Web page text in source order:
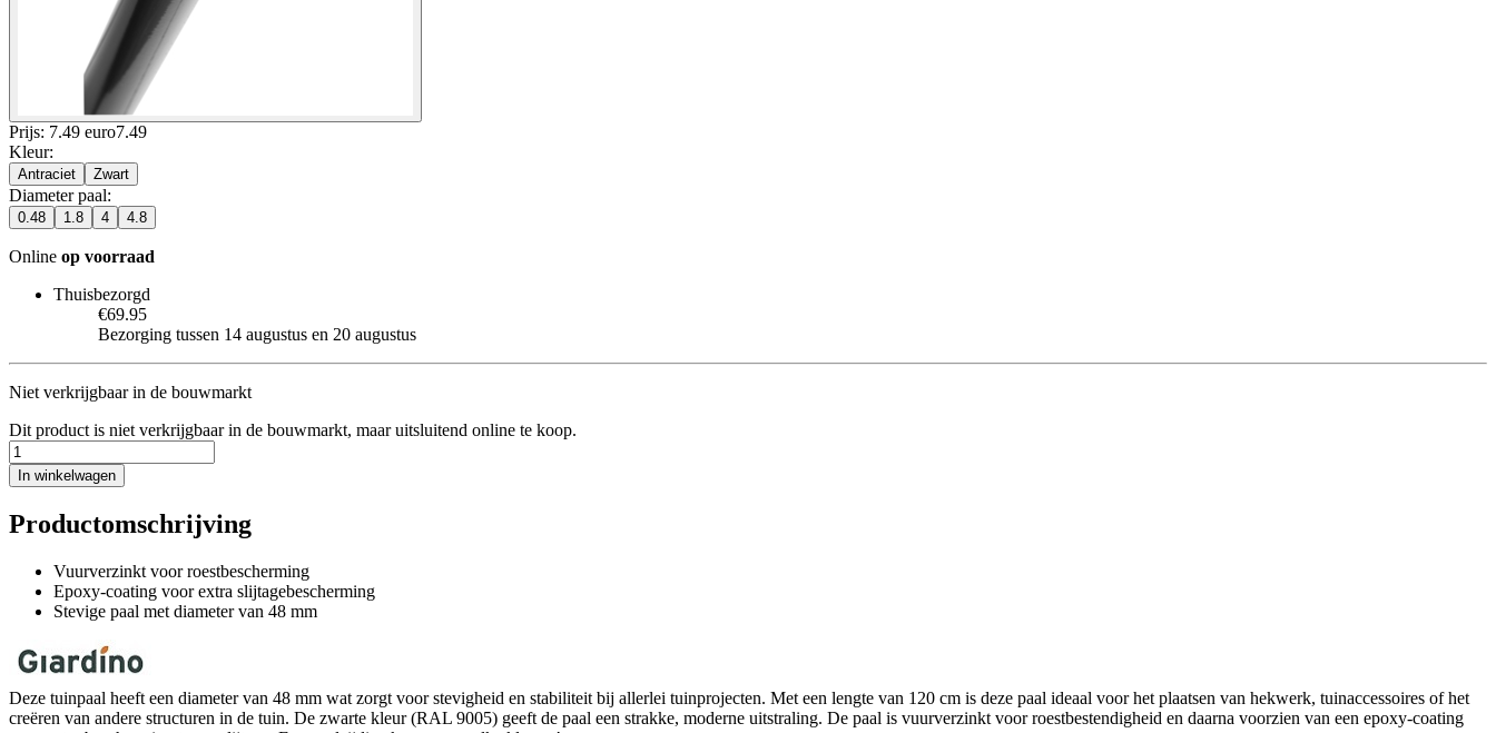
Prijs: 7.49 euro7.49
Kleur:
Antraciet Zwart
Diameter paal:
0.48 1.8 4 4.8
Online op voorraad
Thuisbezorgd
€69.95
Bezorging tussen 14 augustus en 20 augustus
Niet verkrijgbaar in de bouwmarkt
Dit product is niet verkrijgbaar in de bouwmarkt, maar uitsluitend online te koop.
In winkelwagen
Productomschrijving
Vuurverzinkt voor roestbescherming
Epoxy-coating voor extra slijtagebescherming
Stevige paal met diameter van 48 mm
Deze tuinpaal heeft een diameter van 48 mm wat zorgt voor stevigheid en stabiliteit bij allerlei tuinprojecten. Met een lengte van 120 cm is deze paal ideaal voor het plaatsen van hekwerk, tuinaccessoires of het
creëren van andere structuren in de tuin. De zwarte kleur (RAL 9005) geeft de paal een strakke, moderne uitstraling. De paal is vuurverzinkt voor roestbestendigheid en daarna voorzien van een epoxy-coating